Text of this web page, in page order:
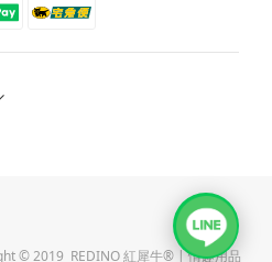
© 2019 REDINO 紅犀牛® | 情趣用品